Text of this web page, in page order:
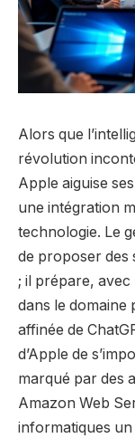
Alors que
révolution
Apple aiguise
une intégration
technologie. Le
de proposer des
; il prépare,
dans le domaine
affinée de
d’Apple de
marqué par des
Amazon Web
informatiques un